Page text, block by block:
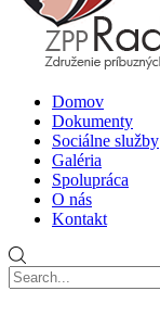
Domov
Dokumenty
Sociálne služby
Galéria
Spolupráca
O nás
Kontakt